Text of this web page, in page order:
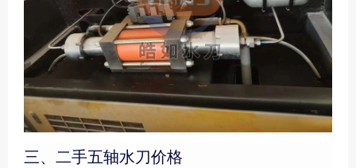
三、二手五轴水刀价格